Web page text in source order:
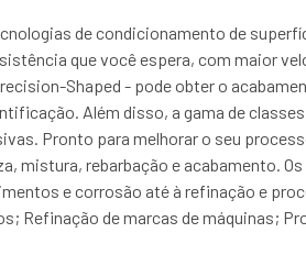
de condicionamento de
que você espera, com maior
Shaped - pode obter o
Além disso, a gama de
Pronto para melhorar o seu
mistura, rebarbação e acabamento.
e corrosão até à refinação e
Refinação de marcas de máquinas;